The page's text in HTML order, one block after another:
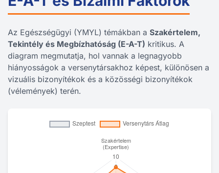
Az Egészségügyi (YMYL) témákban a Szakértelem,
Tekintély és Megbízhatóság (E-A-T) kritikus. A
diagram megmutatja, hol vannak a legnagyobb
hiányosságok a versenytársakhoz képest, különösen a
vizuális bizonyítékok és a közösségi bizonyítékok
(vélemények) terén.